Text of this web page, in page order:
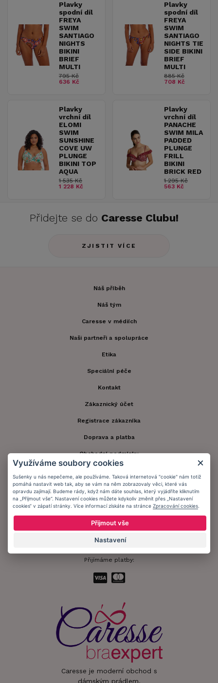
Plavky
spodní díl
FREYA
SWIM
SANTIAGO
NIGHTS
BIKINI
BRIEF
MULTI
795 Kč
636 Kč
Plavky
spodní díl
FREYA
SWIM
SANTIAGO
NIGHTS TIE
SIDE BIKINI
BRIEF
MULTI
885 Kč
708 Kč
Plavky
vrchní díl
ELOMI
SWIM
SUNSHINE
COVE UW
PLUNGE
BIKINI TOP
AQUA
1 535 Kč
1 228 Kč
Plavky
vrchní díl
PANACHE
SWIM MILA
PADDED
PLUNGE
FRILL
BIKINI
BRICK RED
1 295 Kč
563 Kč
Přidejte se do Caresse Clubu!
ZJISTIT VÍCE
Caresse je moderní obchod s
dámským prádlem.
Náš příběh
Náš tým
Caresse v médiích
Naši partneři a spolupráce
Etika
Speciální péče
Kontakt
Zákaznický účet
Registrace zákazníka
Doprava a platba
Obchodní podmínky
Informační memorandum
Zůstaňte s námi v kontaktu.
Přijímáme platby:
Využíváme soubory cookies
Sušenky u nás nepečeme, ale používáme. Taková internetová "cookie" nám totiž
pomáhá nastavit web tak, aby se vám na něm zobrazovaly věci, které vás
opravdu zajímají. Budeme rády, když nám dáte souhlas, který vyjádříte kliknutím
na „Přijmout vše“. Nastavení cookies můžete kdykoliv změnit přes „Nastavení
cookies“ v zápatí stránky. Více informací získáte na stránce Zpracování cookies
Přijmout vše
Nastavení